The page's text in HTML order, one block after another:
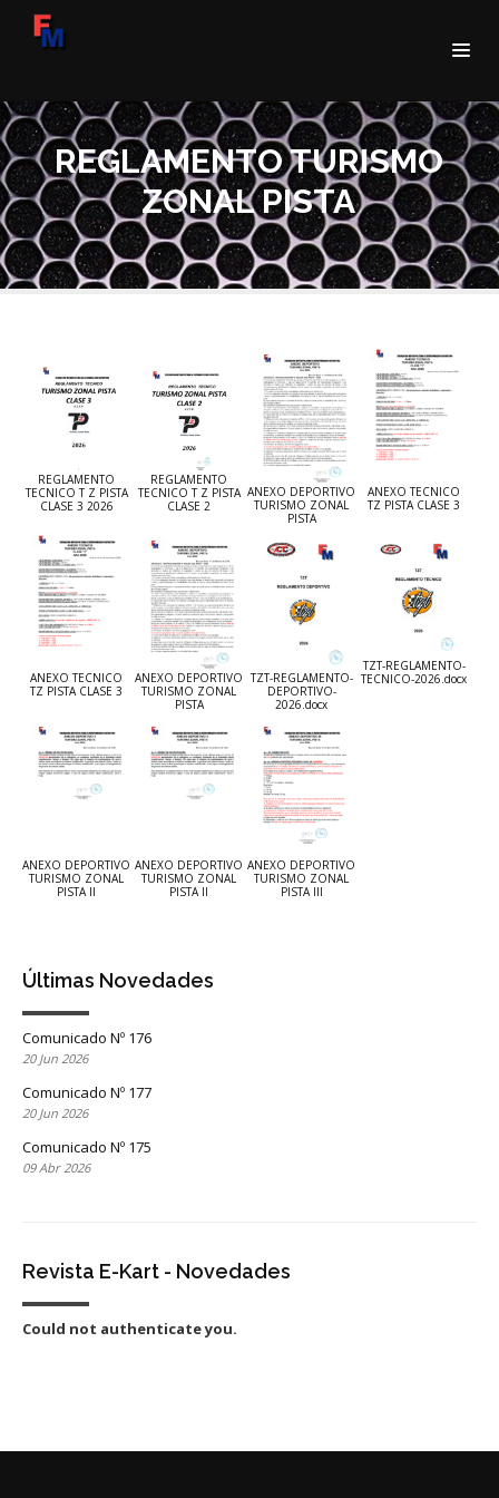
REGLAMENTO TURISMO
ZONAL PISTA
REGLAMENTO
TECNICO T Z PISTA
CLASE 3 2026
REGLAMENTO
TECNICO T Z PISTA
CLASE 2
ANEXO DEPORTIVO
TURISMO ZONAL
PISTA
ANEXO TECNICO
TZ PISTA CLASE 3
ANEXO TECNICO
TZ PISTA CLASE 3
ANEXO DEPORTIVO
TURISMO ZONAL
PISTA
TZT-REGLAMENTO-
DEPORTIVO-
2026.docx
TZT-REGLAMENTO-
TECNICO-2026.docx
ANEXO DEPORTIVO
TURISMO ZONAL
PISTA II
ANEXO DEPORTIVO
TURISMO ZONAL
PISTA II
ANEXO DEPORTIVO
TURISMO ZONAL
PISTA III
Últimas Novedades
Comunicado Nº 176
20 Jun 2026
Comunicado Nº 177
20 Jun 2026
Comunicado Nº 175
09 Abr 2026
Revista E-Kart - Novedades
Could not authenticate you.